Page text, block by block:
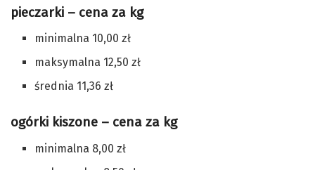
pieczarki – cena za kg
minimalna 10,00 zł
maksymalna 12,50 zł
średnia 11,36 zł
ogórki kiszone – cena za kg
minimalna 8,00 zł